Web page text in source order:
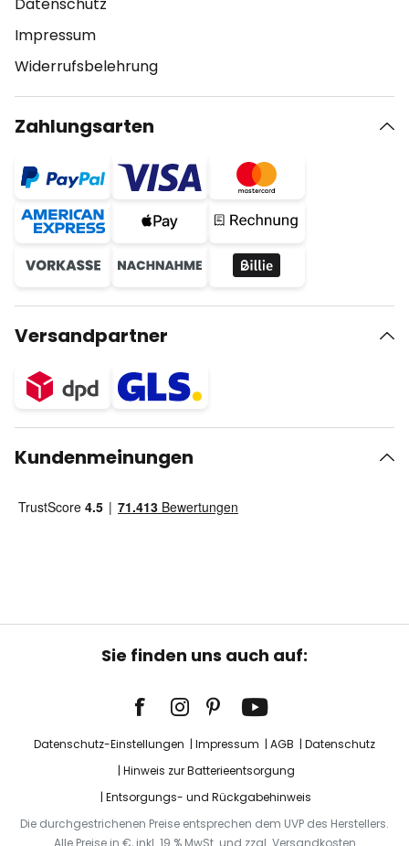
Impressum
Widerrufsbelehrung
Zahlungsarten
Versandpartner
Kundenmeinungen
Sie finden uns auch auf:
Datenschutz-Einstellungen Impressum AGB
Datenschutz
Hinweis zur Batterieentsorgung
Entsorgungs- und Rückgabehinweis
Die durchgestrichenen Preise entsprechen dem UVP des Herstellers.
Alle Preise in €, inkl. 19 % MwSt. und zzgl. Versandkosten